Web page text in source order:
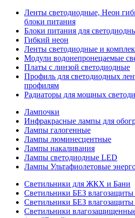
Ленты светодиодные, Неон
блоки питания
Блоки питания для
Гибкий неон
Ленты светодиодные и
Модули водонепронецаемые
Платы с линзой светодиодные
Профиль для светодиодных
профилям
Радиаторы для мощных
Лампочки
Инфракрасные лампы для
Лампы галогенные
Лампы люминесцентные
Лампы накаливания
Лампы светодиодные LED
Лампы Ультафиолетовые
Светильники для ЖКХ и Бани
Светильники БЕЗ
Светильники БЕЗ
Светильники